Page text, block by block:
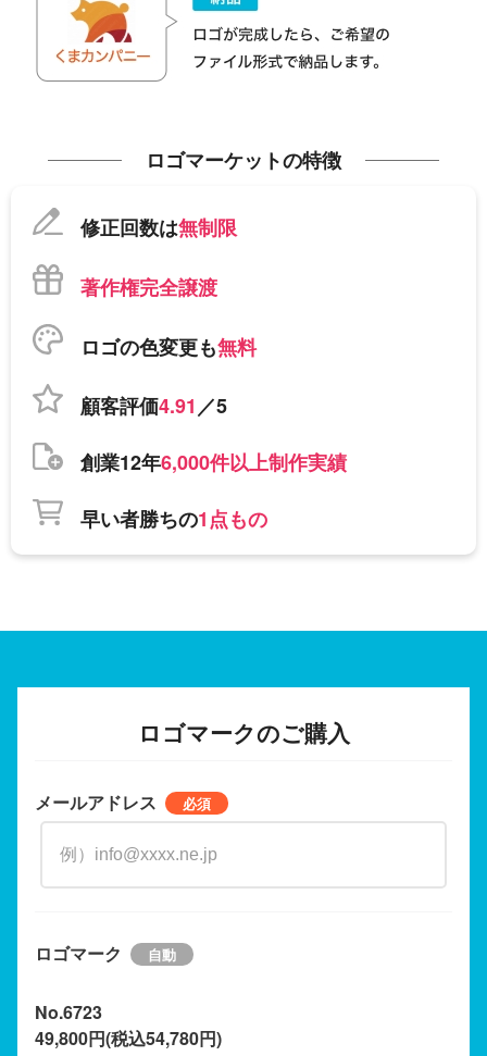
ロゴマーケットの特徴
修正回数は無制限
著作権完全譲渡
ロゴの色変更も無料
顧客評価4.91／5
創業12年6,000件以上制作実績
早い者勝ちの1点もの
ロゴマークのご購入
メールアドレス
ロゴマーク
No.6723
49,800円(税込54,780円)